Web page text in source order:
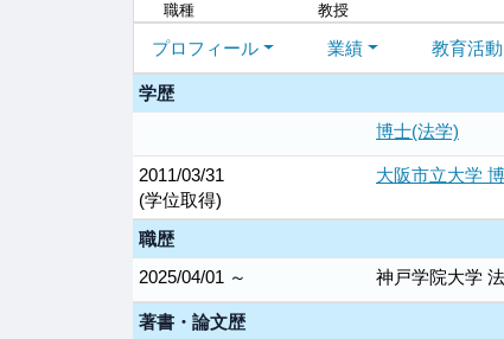
職種
教授
プロフィール 業績 教育活動
学歴
博士(法学)
2011/03/31
(学位取得)
大阪市立大学
職歴
2025/04/01 ～
神戸学院大学
著書・論文歴